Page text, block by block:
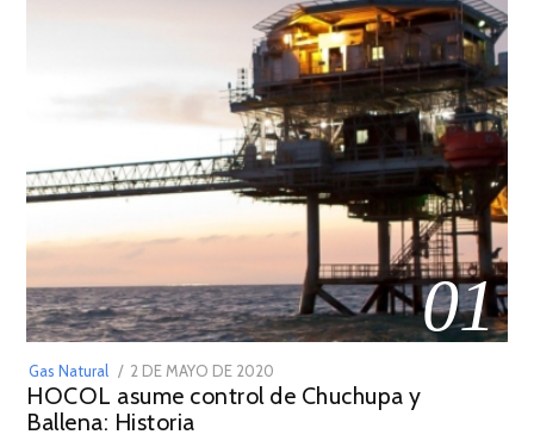
01
Gas Natural
POSTED
ON
2 DE MAYO DE 2020
DE
HOCOL asume control de Chuchupa y
Ballena: Historia